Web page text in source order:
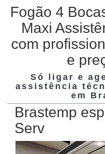
Fogão 4
Maxi
com
e
Só ligar e
assistência
em
Brastemp
Serv